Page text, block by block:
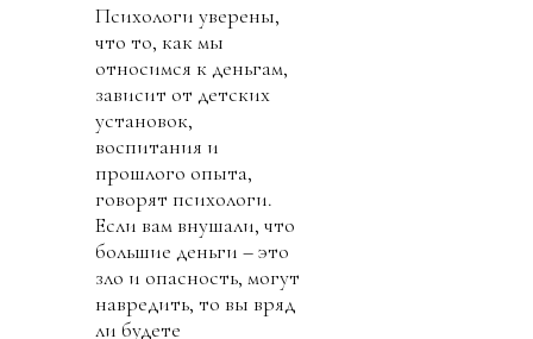
Психологи уверены,
что то, как мы
относимся к деньгам,
зависит от детских
установок,
воспитания и
прошлого опыта,
говорят психологи.
Если вам внушали, что
большие деньги – это
зло и опасность, могут
навредить, то вы вряд
ли будете